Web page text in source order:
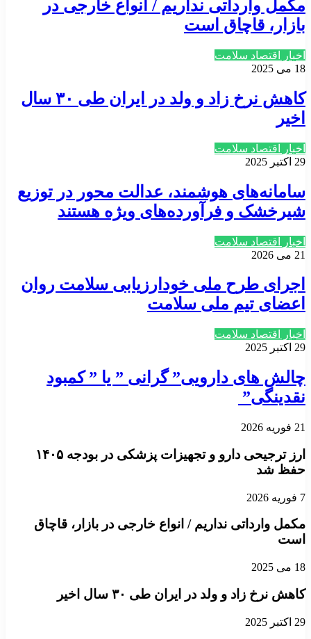
مکمل وارداتی نداریم / انواع خارجی در
بازار، قاچاق‌ است
اخبار اقتصاد سلامت
18 می 2025
کاهش نرخ زاد و ولد در ایران طی ۳۰ سال
اخیر
اخبار اقتصاد سلامت
29 اکتبر 2025
سامانه‌های هوشمند، عدالت‌ محور در توزیع
شیرخشک و فرآورده‌های ویژه هستند
اخبار اقتصاد سلامت
21 می 2026
اجرای طرح ملی خودارزیابی سلامت روان
اعضای تیم ملی سلامت
اخبار اقتصاد سلامت
29 اکتبر 2025
چالش های دارویی” گرانی ” یا ” کمبود
نقدینگی”
21 فوریه 2026
ارز ترجیحی دارو و تجهیزات پزشکی در بودجه ۱۴۰۵
حفظ شد
7 فوریه 2026
مکمل وارداتی نداریم / انواع خارجی در بازار، قاچاق‌
است
18 می 2025
کاهش نرخ زاد و ولد در ایران طی ۳۰ سال اخیر
29 اکتبر 2025